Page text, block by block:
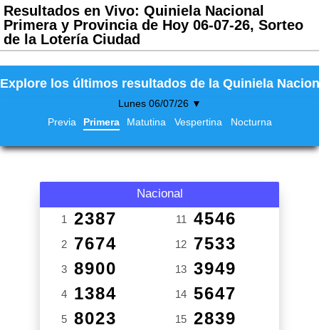
Resultados en Vivo: Quiniela Nacional
Primera y Provincia de Hoy 06-07-26, Sorteo
de la Lotería Ciudad
Explore los últimos resultados de la Quiniela
Lunes 06/07/26 ▼
Previa
Primera Matutina Vespertina Nocturna
Nacional
1 2387
2 7674
3 8900
4 1384
5 8023
11 4546
12 7533
13 3949
14 5647
15 2839